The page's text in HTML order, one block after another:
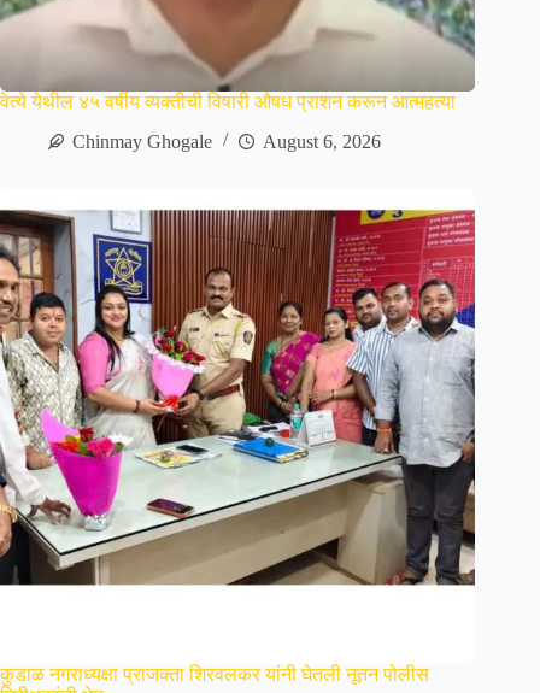
वेत्ये येथील ४५ वर्षीय व्यक्तीची विषारी औषध प्राशन करून आत्महत्या
Chinmay Ghogale
August 6, 2026
कुडाळ नगराध्यक्षा प्राजक्ता शिरवलकर यांनी घेतली नूतन पोलीस